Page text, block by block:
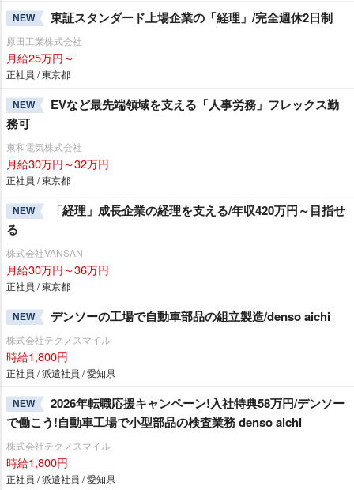
NEW 東証スタンダード上場企業の「経理」/完全週休2日制
原田工業株式会社
月給25万円～
正社員 / 東京都
NEW
EVなど最先端領域を支える「人事労務」フレックス勤
務可
東和電気株式会社
月給30万円～32万円
正社員 / 東京都
NEW
「経理」成長企業の経理を支える/年収420万円～目指せ
る
株式会社VANSAN
月給30万円～36万円
正社員 / 東京都
NEW デンソーの工場で自動車部品の組立製造/denso aichi
株式会社テクノスマイル
時給1,800円
正社員 / 派遣社員 / 愛知県
NEW
2026年転職応援キャンペーン!入社特典58万円/デンソー
で働こう!自動車工場で小型部品の検査業務 denso aichi
株式会社テクノスマイル
時給1,800円
正社員 / 派遣社員 / 愛知県